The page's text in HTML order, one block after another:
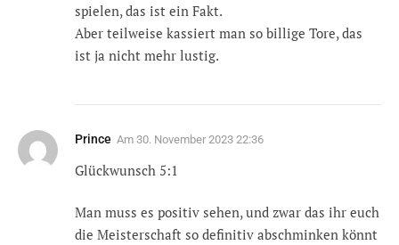
spielen, das ist ein Fakt.
Aber teilweise kassiert man so billige Tore, das
ist ja nicht mehr lustig.
Prince Am 30. November 2023 22:36
Glückwunsch 5:1
Man muss es positiv sehen, und zwar das ihr euch
die Meisterschaft so definitiv abschminken könnt